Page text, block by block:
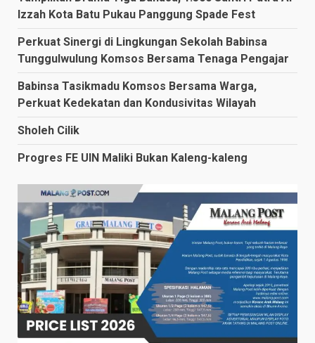
Izzah Kota Batu Pukau Panggung Spade Fest
Perkuat Sinergi di Lingkungan Sekolah Babinsa
Tunggulwulung Komsos Bersama Tenaga Pengajar
Babinsa Tasikmadu Komsos Bersama Warga,
Perkuat Kedekatan dan Kondusivitas Wilayah
Sholeh Cilik
Progres FE UIN Maliki Bukan Kaleng-kaleng